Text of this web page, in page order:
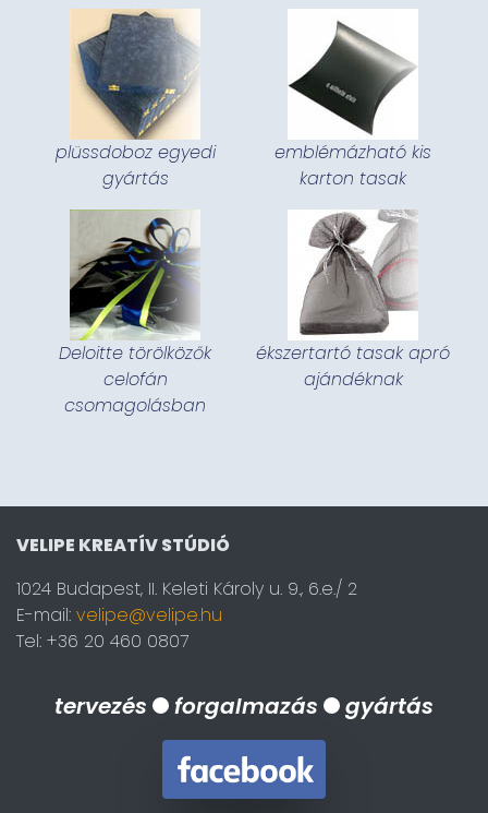
plüssdoboz egyedi
gyártás
emblémázható kis
karton tasak
Deloitte törölközők
celofán
csomagolásban
ékszertartó tasak apró
ajándéknak
VELIPE KREATÍV STÚDIÓ
1024 Budapest, II. Keleti Károly u. 9., 6.e./ 2
E-mail: velipe@velipe.hu
Tel: +36 20 460 0807
tervezés forgalmazás gyártás